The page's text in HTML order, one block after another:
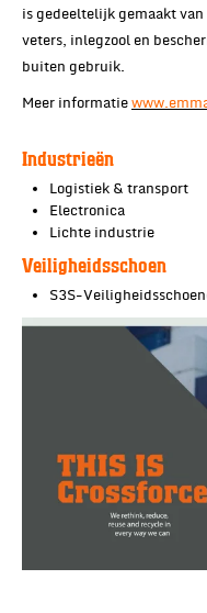
is gedeeltelijk gemaakt
veters, inlegzool en
buiten gebruik.
Meer informatie
Industrieën
Logistiek & transport
Electronica
Lichte industrie
Veiligheidsschoen
S3S-